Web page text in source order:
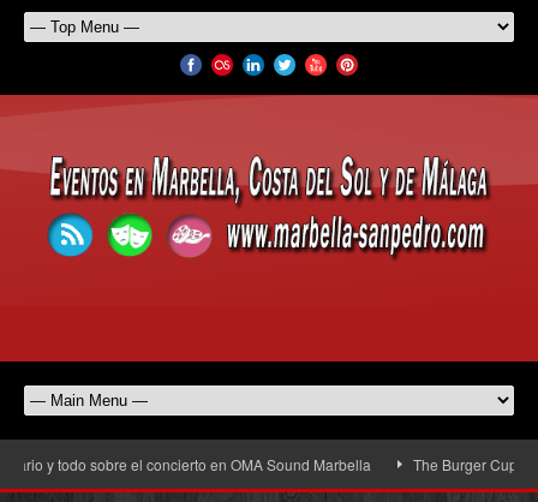
y todo sobre el concierto en OMA Sound Marbella The Burger Cup